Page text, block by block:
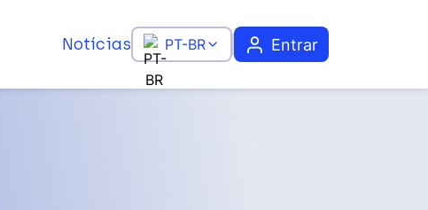
Notícias PT-BR Entrar